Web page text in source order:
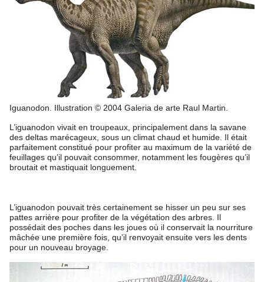
Iguanodon. Illustration © 2004 Galeria de arte Raul Martin.
L’iguanodon vivait en troupeaux, principalement dans la savane
des deltas marécageux, sous un climat chaud et humide. Il était
parfaitement constitué pour profiter au maximum de la variété de
feuillages qu’il pouvait consommer, notamment les fougères qu’il
broutait et mastiquait longuement.
L’iguanodon pouvait très certainement se hisser un peu sur ses
pattes arrière pour profiter de la végétation des arbres. Il
possédait des poches dans les joues où il conservait la nourriture
mâchée une première fois, qu’il renvoyait ensuite vers les dents
pour un nouveau broyage.